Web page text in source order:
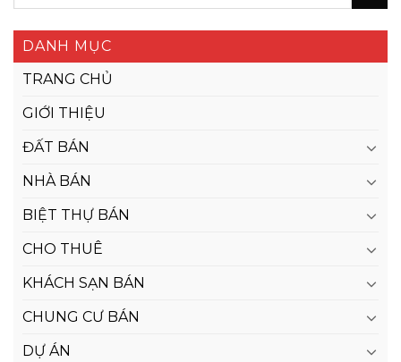
DANH MỤC
TRANG CHỦ
GIỚI THIỆU
ĐẤT BÁN
NHÀ BÁN
BIỆT THỰ BÁN
CHO THUÊ
KHÁCH SẠN BÁN
CHUNG CƯ BÁN
DỰ ÁN